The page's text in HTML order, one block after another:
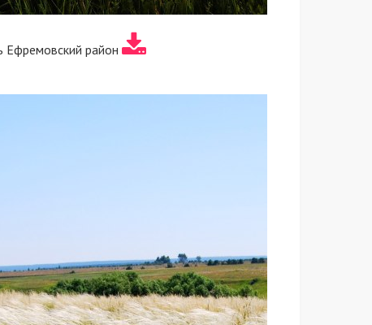
Ефремовский район